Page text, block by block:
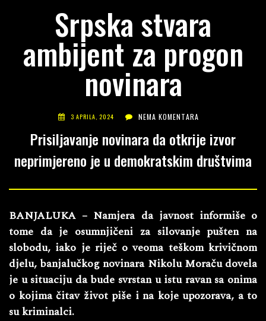
Srpska stvara
ambijent za progon
novinara
3 APRILA, 2024 NEMA KOMENTARA
Prisiljavanje novinara da otkrije izvor
neprimjereno je u demokratskim društvima
BANJALUKA – Namjera da javnost informiše o
tome da je osumnjičeni za silovanje pušten na
slobodu, iako je riječ o veoma teškom krivičnom
djelu, banjalučkog novinara Nikolu Moraču dovela
je u situaciju da bude svrstan u istu ravan sa onima
o kojima čitav život piše i na koje upozorava, a to
su kriminalci.